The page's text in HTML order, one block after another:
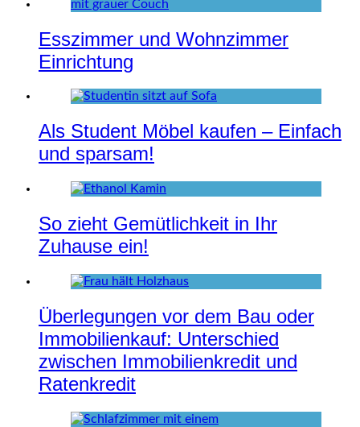
Esszimmer und Wohnzimmer
Einrichtung
Als Student Möbel kaufen – Einfach
und sparsam!
So zieht Gemütlichkeit in Ihr
Zuhause ein!
Überlegungen vor dem Bau oder
Immobilienkauf: Unterschied
zwischen Immobilienkredit und
Ratenkredit